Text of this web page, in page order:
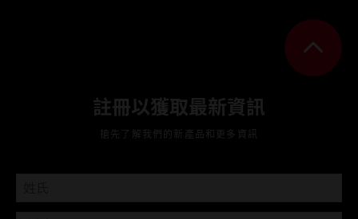
註冊以獲取最新資訊
搶先了解我們的新產品和更多資訊